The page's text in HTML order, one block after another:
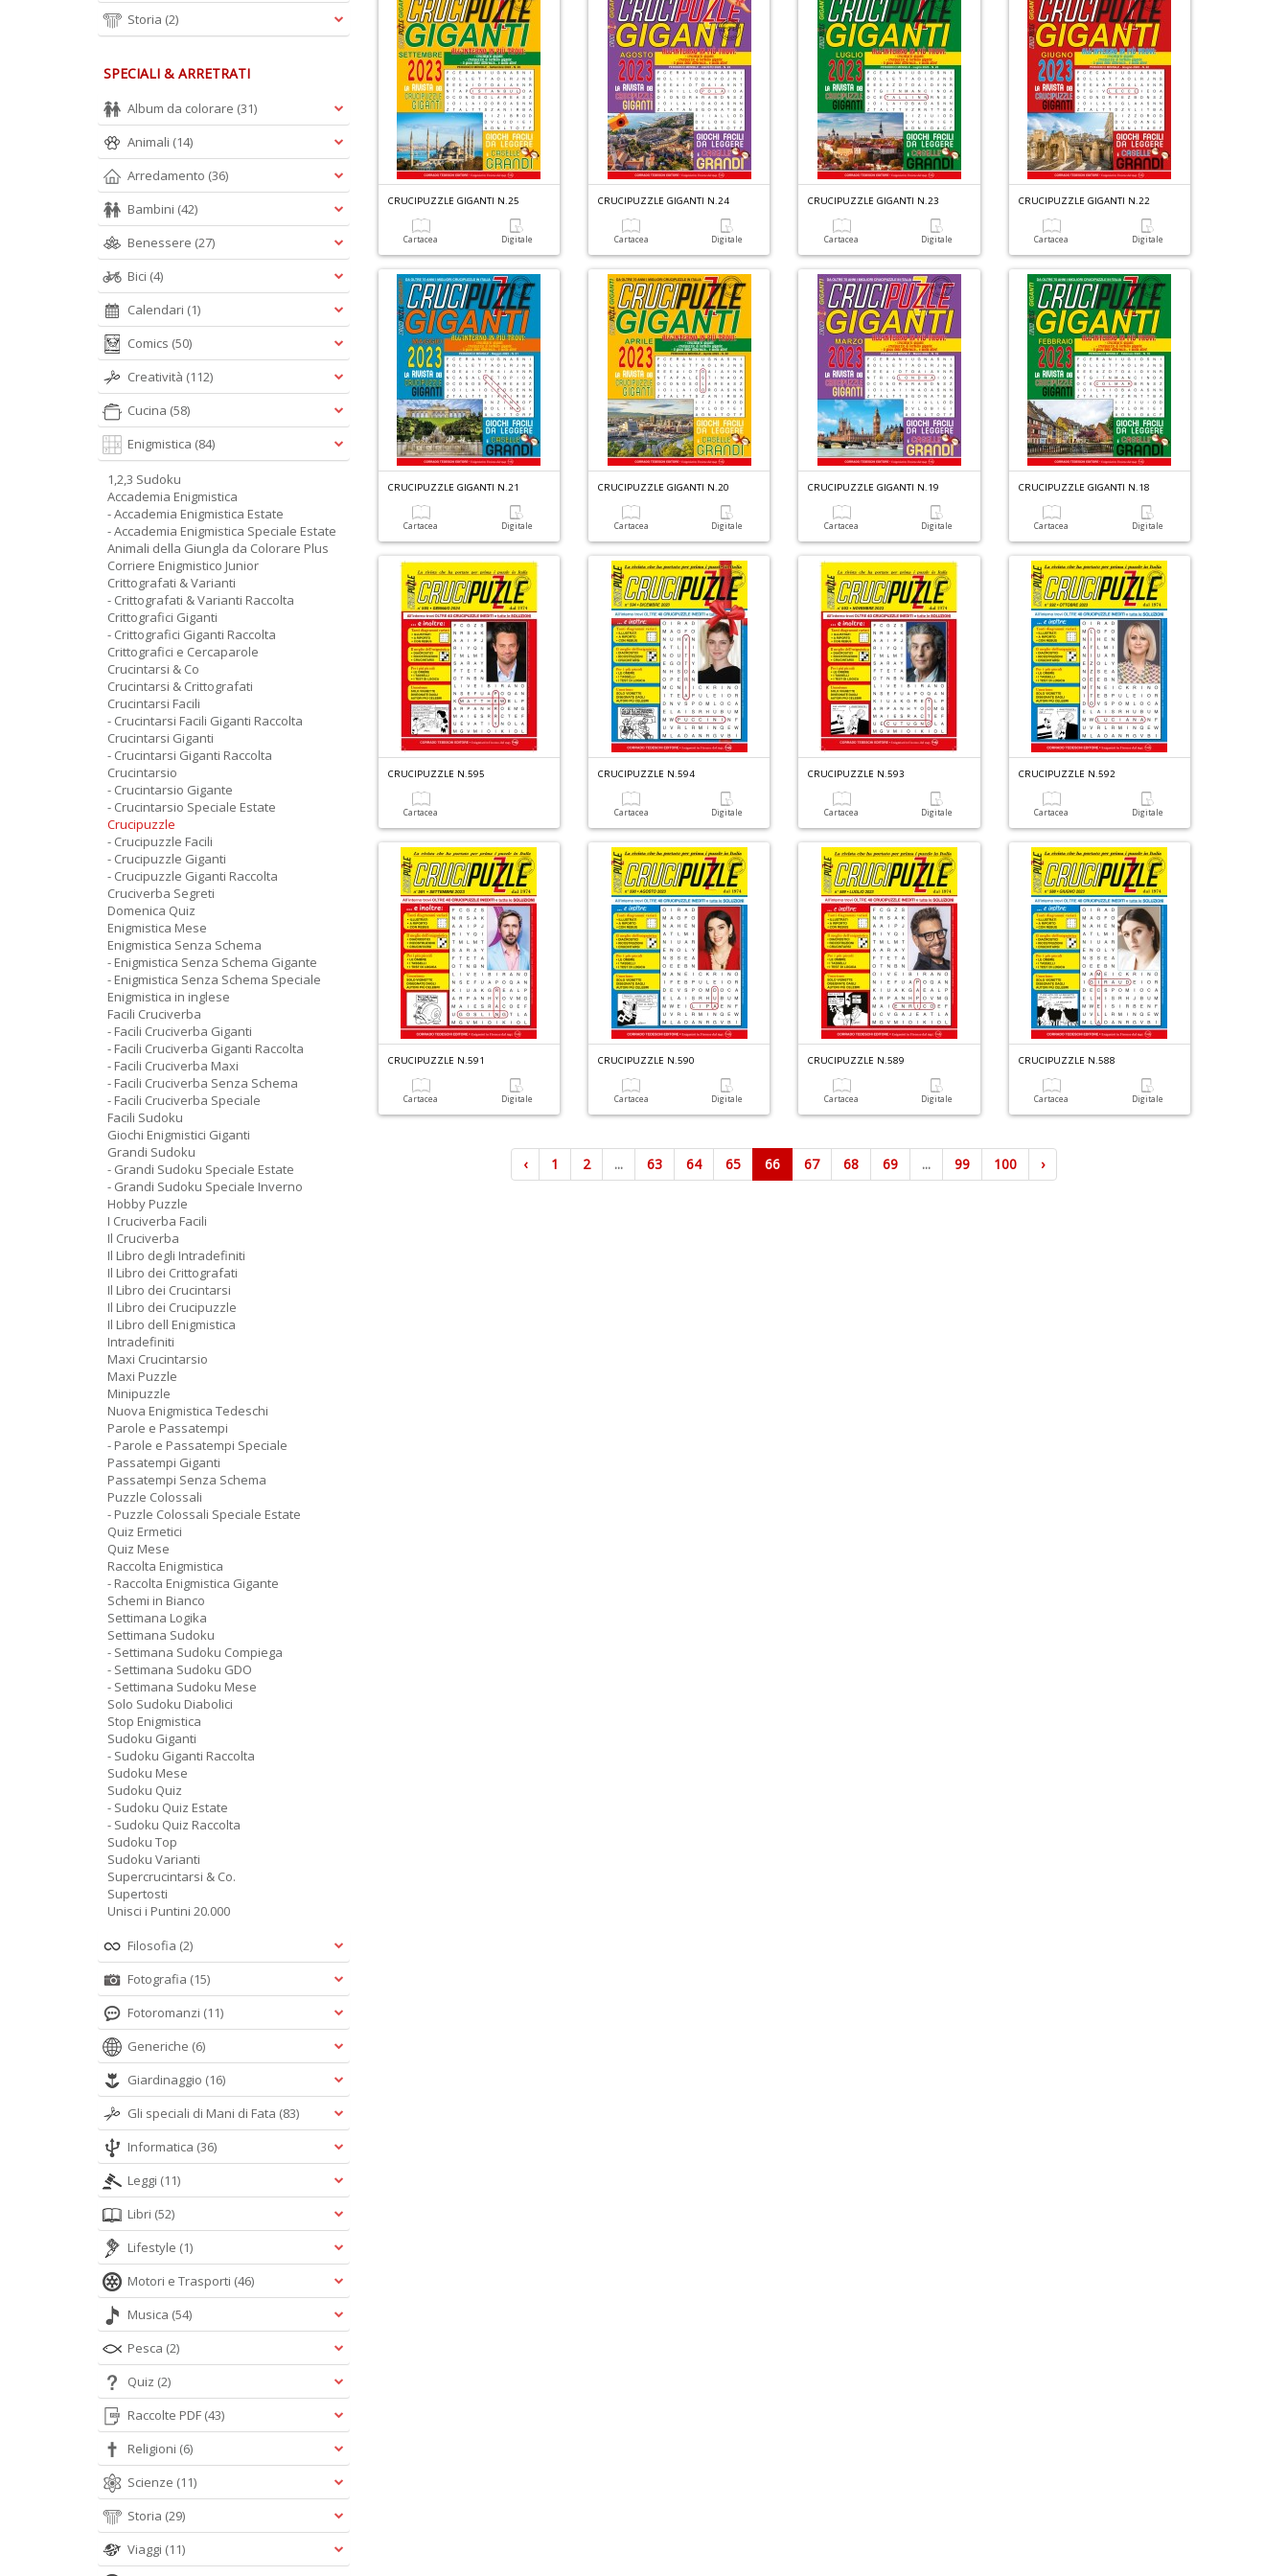
CRUCIPUZZLE GIGANTI N.25
Cartacea Digitale
CRUCIPUZZLE GIGANTI N.24
Cartacea Digitale
CRUCIPUZZLE GIGANTI N.23
Cartacea Digitale
CRUCIPUZZLE GIGANTI N.22
Cartacea Digitale
CRUCIPUZZLE GIGANTI N.21
Cartacea Digitale
CRUCIPUZZLE GIGANTI N.20
Cartacea Digitale
CRUCIPUZZLE GIGANTI N.19
Cartacea Digitale
CRUCIPUZZLE GIGANTI N.18
Cartacea Digitale
CRUCIPUZZLE N.595
Cartacea
CRUCIPUZZLE N.594
Cartacea Digitale
CRUCIPUZZLE N.593
Cartacea Digitale
CRUCIPUZZLE N.592
Cartacea Digitale
CRUCIPUZZLE N.591
Cartacea Digitale
CRUCIPUZZLE N.590
Cartacea Digitale
CRUCIPUZZLE N.589
Cartacea Digitale
CRUCIPUZZLE N.588
Cartacea Digitale
‹ 1 2 ... 63 64 65 66 67 68 69 ... 99 100 ›
Storia (2)
SPECIALI & ARRETRATI
Album da colorare (31)
Animali (14)
Arredamento (36)
Bambini (42)
Benessere (27)
Bici (4)
Calendari (1)
Comics (50)
Creatività (112)
Cucina (58)
Enigmistica (84)
1,2,3 Sudoku
Accademia Enigmistica
- Accademia Enigmistica Estate
- Accademia Enigmistica Speciale Estate
Animali della Giungla da Colorare Plus
Corriere Enigmistico Junior
Crittografati & Varianti
- Crittografati & Varianti Raccolta
Crittografici Giganti
- Crittografici Giganti Raccolta
Crittografici e Cercaparole
Crucintarsi & Co
Crucintarsi & Crittografati
Crucintarsi Facili
- Crucintarsi Facili Giganti Raccolta
Crucintarsi Giganti
- Crucintarsi Giganti Raccolta
Crucintarsio
- Crucintarsio Gigante
- Crucintarsio Speciale Estate
Crucipuzzle
- Crucipuzzle Facili
- Crucipuzzle Giganti
- Crucipuzzle Giganti Raccolta
Cruciverba Segreti
Domenica Quiz
Enigmistica Mese
Enigmistica Senza Schema
- Enigmistica Senza Schema Gigante
- Enigmistica Senza Schema Speciale
Enigmistica in inglese
Facili Cruciverba
- Facili Cruciverba Giganti
- Facili Cruciverba Giganti Raccolta
- Facili Cruciverba Maxi
- Facili Cruciverba Senza Schema
- Facili Cruciverba Speciale
Facili Sudoku
Giochi Enigmistici Giganti
Grandi Sudoku
- Grandi Sudoku Speciale Estate
- Grandi Sudoku Speciale Inverno
Hobby Puzzle
I Cruciverba Facili
Il Cruciverba
Il Libro degli Intradefiniti
Il Libro dei Crittografati
Il Libro dei Crucintarsi
Il Libro dei Crucipuzzle
Il Libro dell Enigmistica
Intradefiniti
Maxi Crucintarsio
Maxi Puzzle
Minipuzzle
Nuova Enigmistica Tedeschi
Parole e Passatempi
- Parole e Passatempi Speciale
Passatempi Giganti
Passatempi Senza Schema
Puzzle Colossali
- Puzzle Colossali Speciale Estate
Quiz Ermetici
Quiz Mese
Raccolta Enigmistica
- Raccolta Enigmistica Gigante
Schemi in Bianco
Settimana Logika
Settimana Sudoku
- Settimana Sudoku Compiega
- Settimana Sudoku GDO
- Settimana Sudoku Mese
Solo Sudoku Diabolici
Stop Enigmistica
Sudoku Giganti
- Sudoku Giganti Raccolta
Sudoku Mese
Sudoku Quiz
- Sudoku Quiz Estate
- Sudoku Quiz Raccolta
Sudoku Top
Sudoku Varianti
Supercrucintarsi & Co.
Supertosti
Unisci i Puntini 20.000
Filosofia (2)
Fotografia (15)
Fotoromanzi (11)
Generiche (6)
Giardinaggio (16)
Gli speciali di Mani di Fata (83)
Informatica (36)
Leggi (11)
Libri (52)
Lifestyle (1)
Motori e Trasporti (46)
Musica (54)
Pesca (2)
Quiz (2)
Raccolte PDF (43)
Religioni (6)
Scienze (11)
Storia (29)
Viaggi (11)